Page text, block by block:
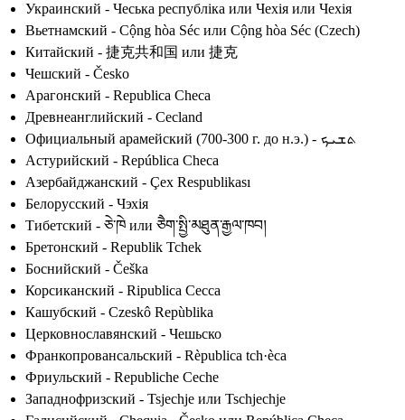
Украинский - Чеська республіка или Чехія или Чехiя
Вьетнамский - Cộng hòa Séc или Cộng hòa Séc (Czech)
Китайский - 捷克共和国 или 捷克
Чешский - Česko
Арагонский - Republica Checa
Древнеанглийский - Cecland
Официальный арамейский (700-300 г. до н.э.) - ܬܫܝܟ
Астурийский - República Checa
Азербайджанский - Çex Respublikası
Белорусский - Чэхія
Тибетский - ཅེ་ཁེ или ཅཻག་སྤྱི་མཐུན་རྒྱལ་ཁབ།
Бретонский - Republik Tchek
Боснийский - Češka
Корсиканский - Ripublica Cecca
Кашубский - Czeskô Repùblika
Церковнославянский - Чешьско
Франкопровансальский - Rèpublica tch·èca
Фриульский - Republiche Ceche
Западнофризский - Tsjechje или Tschjechje